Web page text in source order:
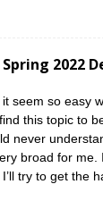
2022
seem so easy
this topic to
never
broad for me.
try to get the